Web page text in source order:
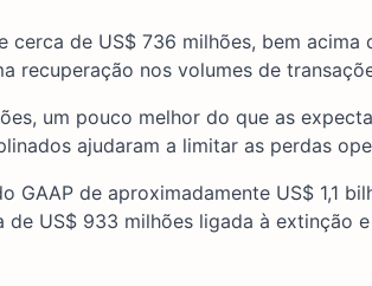
de US$ 736 milhões, bem acima
recuperação nos volumes de
um pouco melhor do que as
ajudaram a limitar as perdas
de aproximadamente US$ 1,1
US$ 933 milhões ligada à extinção